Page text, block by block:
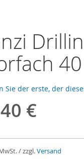
Sie der erste, der
€
/ zzgl.Versand